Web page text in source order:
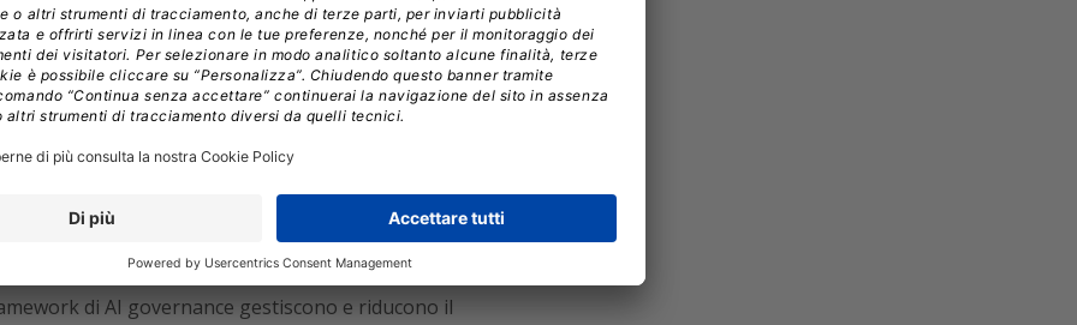
novità. I primi rischi legati all’intelligenza artificiale,
dal 2018”. Il vero salto, dice Kozlowska, è arrivato
: “Un momento di svolta è stato il lancio di modelli
a un pubblico molto ampio sia il potenziale
errori e allucinazioni. Questo ha spinto le
rischi in modo strutturato anche tramite
di un’assicurazione comestrato
di AI governance gestiscono e riducono il